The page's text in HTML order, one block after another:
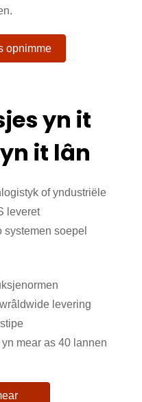
opnimme
yn it
it lân
of yndustriële
leveret
systemen soepel
levering
mear as 40 lannen